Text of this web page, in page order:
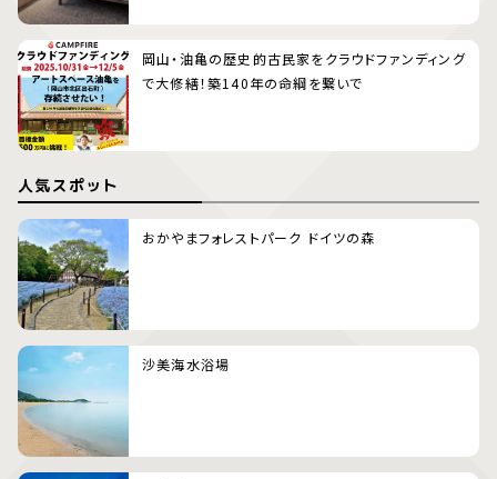
岡山・油亀の歴史的古民家をクラウドファンディング
で大修繕！築140年の命綱を繋いで
人気スポット
おかやまフォレストパーク ドイツの森
沙美海水浴場